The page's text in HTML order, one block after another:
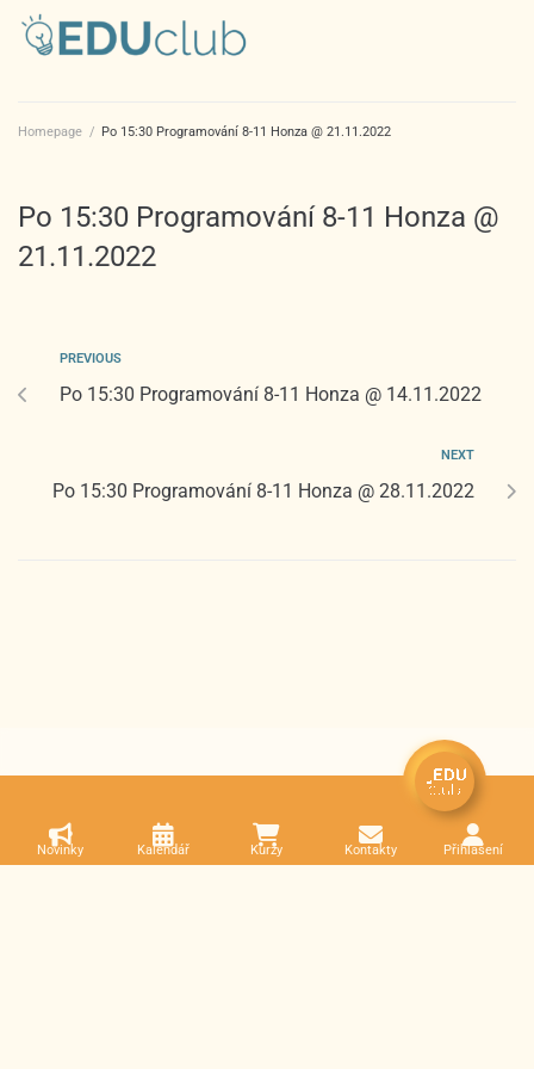
Homepage / Po 15:30 Programování 8-11 Honza @ 21.11.2022
Po 15:30 Programování 8-11 Honza @
21.11.2022
PREVIOUS
Po 15:30 Programování 8-11 Honza @ 14.11.2022
NEXT
Po 15:30 Programování 8-11 Honza @ 28.11.2022
Novinky Kalendář Kurzy Kontakty Přihlášení